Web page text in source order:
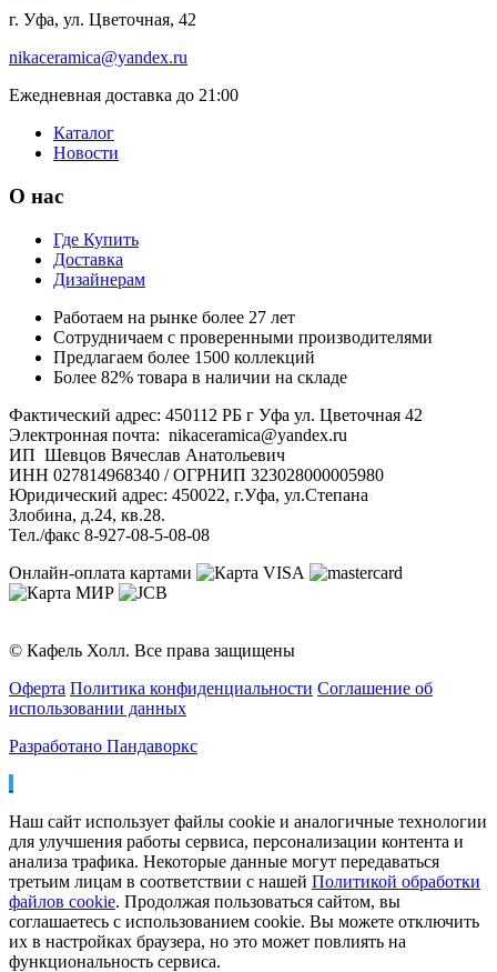
г. Уфа, ул. Цветочная, 42
nikaceramica@yandex.ru
Ежедневная доставка до 21:00
Каталог
Новости
О нас
Где Купить
Доставка
Дизайнерам
Работаем на рынке более 27 лет
Сотрудничаем с проверенными производителями
Предлагаем более 1500 коллекций
Более 82% товара в наличии на складе
Фактический адрес: 450112 РБ г Уфа ул. Цветочная 42
Электронная почта: nikaceramica@yandex.ru
ИП Шевцов Вячеслав Анатольевич
ИНН 027814968340 / ОГРНИП 323028000005980
Юридический адрес: 450022, г.Уфа, ул.Степана
Злобина, д.24, кв.28.
Тел./факс 8-927-08-5-08-08
Онлайн-оплата картами
© Кафель Холл. Все права защищены
Оферта Политика конфиденциальности Соглашение об
использовании данных
Разработано Пандаворкс
Наш сайт использует файлы cookie и аналогичные технологии
для улучшения работы сервиса, персонализации контента и
анализа трафика. Некоторые данные могут передаваться
третьим лицам в соответствии с нашей Политикой обработки
файлов cookie. Продолжая пользоваться сайтом, вы
соглашаетесь с использованием cookie. Вы можете отключить
их в настройках браузера, но это может повлиять на
функциональность сервиса.